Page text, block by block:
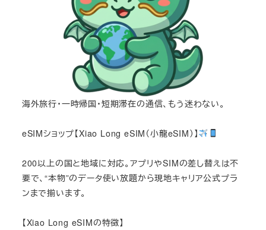
海外旅行・一時帰国・短期滞在の通信、もう迷わない。
eSIMショップ【Xiao Long eSIM（小龍eSIM）】
200以上の国と地域に対応。アプリやSIMの差し替えは不
要で、“本物”のデータ使い放題から現地キャリア公式プラ
ンまで揃います。
【Xiao Long eSIMの特徴】